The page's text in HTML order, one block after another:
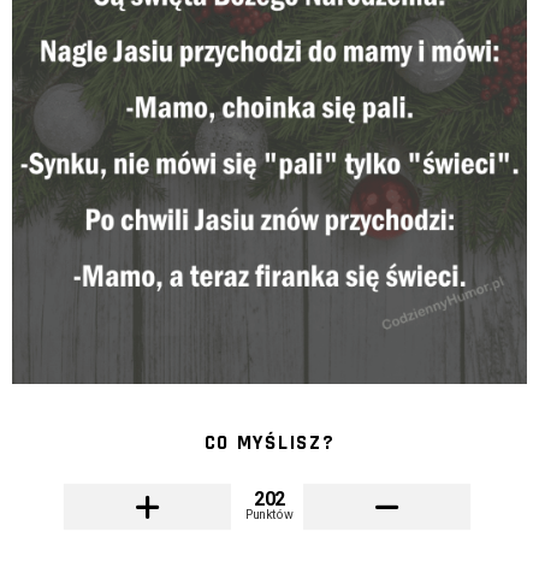
CO MYŚLISZ?
202
Punktów